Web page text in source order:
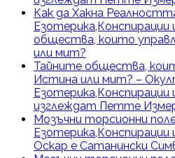
Как да Хакна
Езотерика,Конспирации
общества, които
или мит?
Тайните общества,
Истина или мит? –
Езотерика,Конспирации
изглеждат Петте
Мозъчни торсионни
Езотерика,Конспирации
Оскар е Сатанински